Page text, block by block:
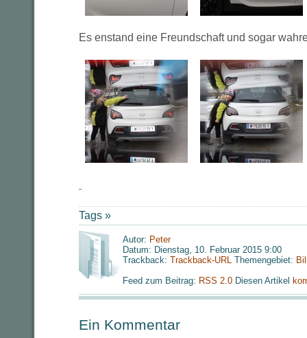
Es enstand eine Freundschaft und sogar
Tags »
Autor: Peter
Datum: Dienstag, 10. Februar 2015 9:00
Trackback: Trackback-URL Themengebiet:
Feed zum Beitrag: RSS 2.0 Diesen Artikel
Ein Kommentar